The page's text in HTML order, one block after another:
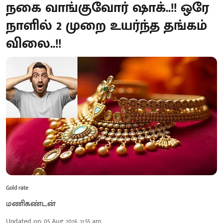
நகை வாங்குவோர் ஷாக்..!! ஒரே
நாளில் 2 முறை உயர்ந்த தங்கம்
விலை..!!
Gold rate
மணிகண்டன்